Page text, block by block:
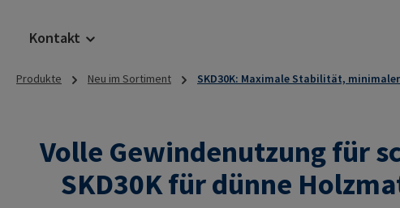
Kontakt
Produkte Neu im Sortiment SKD30K: Maximale Stabilität,
Volle Gewindenutzung für
SKD30K für dünne